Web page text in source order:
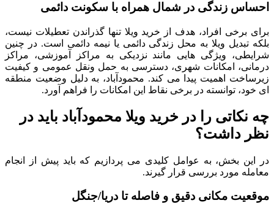
احساس زندگی در شمال همراه با سکونت دائمی
برای برخی افراد، هدف از خرید ویلا تنها گذراندن تعطیلات نیست،
بلکه تبدیل ویلا به محل زندگی دائمی یا نیمه دائمی است. در چنین
شرایطی، ویژگی هایی مانند نزدیکی به مراکز آموزشی، مراکز
درمانی، امکانات شهری، دسترسی به حمل ونقل عمومی و کیفیت
زیرساخت اهمیت پیدا می کند. محمودآباد، به دلیل وضعیت منطقه
ای خود، توانسته در برخی نقاط این امکانات را فراهم آورد.
چه نکاتی را در خرید ویلا محمودآباد باید در
نظر داشت؟
در این بخش، به عوامل کلیدی می پردازیم که باید پیش از انجام
معامله مورد بررسی قرار گیرند.
موقعیت مکانی دقیق و فاصله تا دریا/جنگل